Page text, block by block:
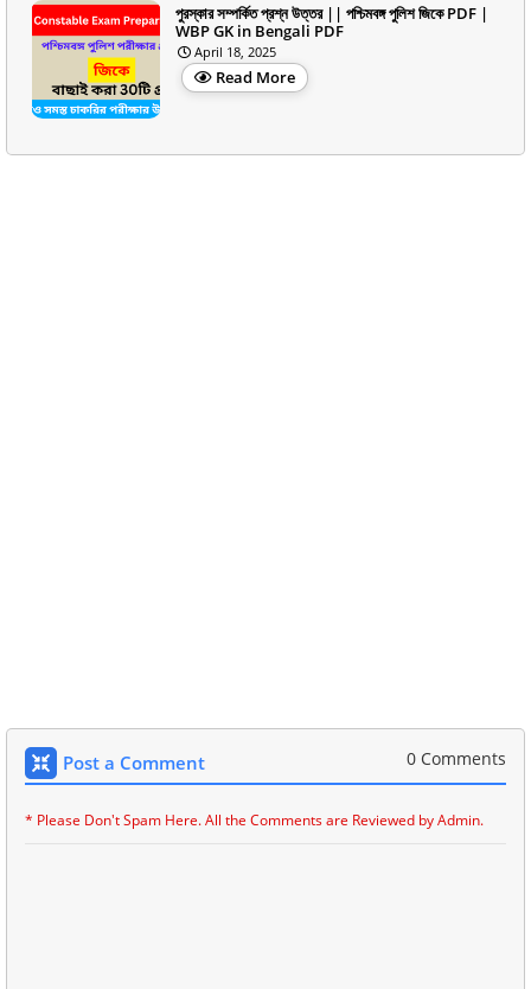
পুরস্কার সম্পর্কিত প্রশ্ন উত্তর || পশ্চিমবঙ্গ পুলিশ জিকে PDF |
WBP GK in Bengali PDF
April 18, 2025
Read More
Post a Comment 0 Comments
* Please Don't Spam Here. All the Comments are Reviewed by Admin.